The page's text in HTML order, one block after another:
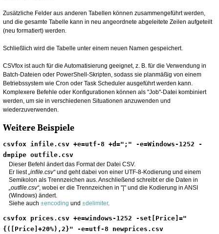
Zusätzliche Felder aus anderen Tabellen können zusammengeführt werden,
und die gesamte Tabelle kann in neu angeordnete abgeleitete Zeilen aufgeteilt
(neu formatiert) werden.
Schließlich wird die Tabelle unter einem neuen Namen gespeichert.
CSVfox ist auch für die Automatisierung geeignet, z. B. für die Verwendung in
Batch-Dateien oder PowerShell-Skripten, sodass sie planmäßig von einem
Betriebssystem wie Cron oder Task Scheduler ausgeführt werden kann.
Komplexere Befehle oder Konfigurationen können als "Job"-Datei kombiniert
werden, um sie in verschiedenen Situationen anzuwenden und
wiederzuverwenden.
Weitere Beispiele
csvfox infile.csv +e=utf-8 +d=";" -e=Windows-1252 -
d=pipe outfile.csv
Dieser Befehl ändert das Format der Datei CSV.
Er liest infile.csv und geht dabei von einer UTF-8-Kodierung und einem
Semikolon als Trennzeichen aus. Anschließend schreibt er die Daten in
outfile.csv , wobei er die Trennzeichen in "|" und die Kodierung in ANSI
(Windows) ändert.
Siehe auch ±encoding und ±delimiter.
csvfox prices.csv +e=windows-1252 -set[Price]="
{([Price]+20%),2}" -e=utf-8 newprices.csv